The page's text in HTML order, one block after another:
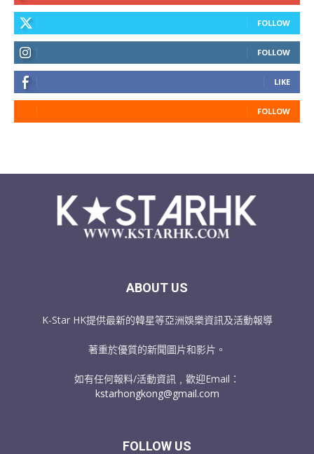
FOLLOW
FOLLOW
LIKE
FOLLOW
ABOUT US
K-Star HK提供最新的韓星等亞洲娛樂資訊及活動報導
著重於優質的新聞圖片和影片。
如有任何報料/活動資訊﹐歡迎Email：
kstarhongkong@gmail.com
FOLLOW US